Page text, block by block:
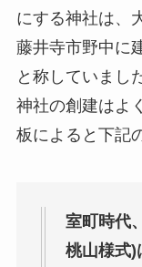
にする神社は、
藤井寺市野中に
と称していまし
神社の創建はよ
板によると下記
室町時代
桃山様式)